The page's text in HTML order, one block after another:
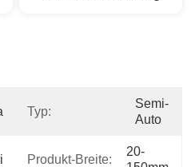
Typ:
Semi-
Auto
Produkt-Breite:
20-